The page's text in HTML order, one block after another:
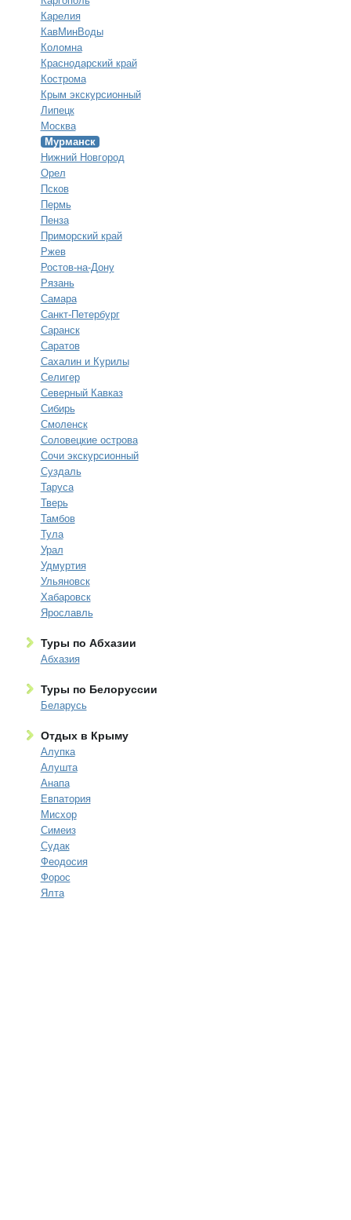
Карелия
КавМинВоды
Коломна
Краснодарский край
Кострома
Крым экскурсионный
Липецк
Москва
Мурманск
Нижний Новгород
Орел
Псков
Пермь
Пенза
Приморский край
Ржев
Ростов-на-Дону
Рязань
Самара
Санкт-Петербург
Саранск
Саратов
Сахалин и Курилы
Селигер
Северный Кавказ
Сибирь
Смоленск
Соловецкие острова
Сочи экскурсионный
Суздаль
Таруса
Тверь
Тамбов
Тула
Урал
Удмуртия
Ульяновск
Хабаровск
Ярославль
Туры по Абхазии
Абхазия
Туры по Белоруссии
Беларусь
Отдых в Крыму
Алупка
Алушта
Анапа
Евпатория
Мисхор
Симеиз
Судак
Феодосия
Форос
Ялта